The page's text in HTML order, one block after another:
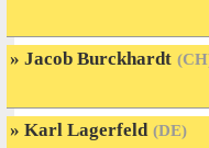
Jacob Burckhardt
Karl Lagerfeld (DE)